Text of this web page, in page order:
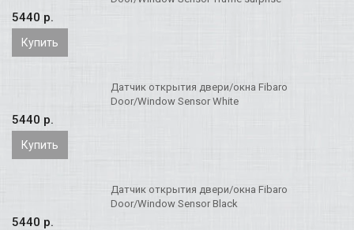
5440 p.
Купить
Датчик открытия двери/окна Fibaro
Door/Window Sensor White
5440 p.
Купить
Датчик открытия двери/окна Fibaro
Door/Window Sensor Black
5440 p.